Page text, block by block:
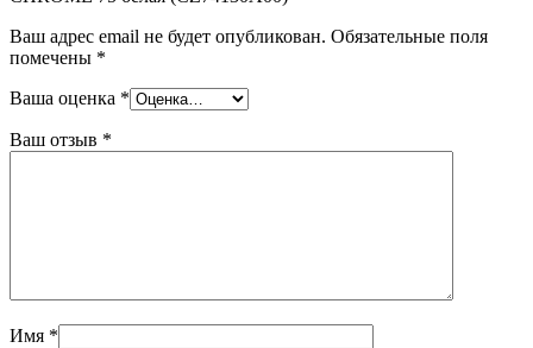
Ваш адрес email не будет опубликован. Обязательные поля
помечены *
Ваша оценка *
Ваш отзыв *
Имя *